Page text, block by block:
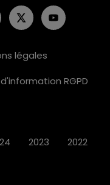
légales
RGPD
2023 2022